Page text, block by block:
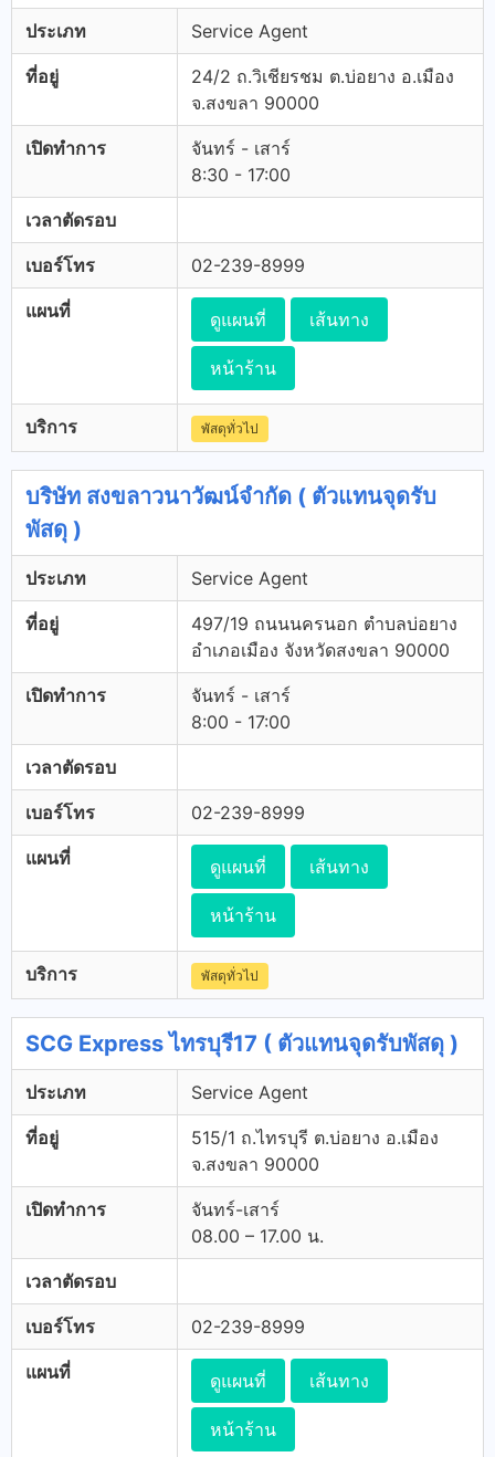
ประเภท Service Agent
ที่อยู่
24/2 ถ.วิเชียรชม ต.บ่อยาง อ.เมือง
จ.สงขลา 90000
เปิดทำการ
จันทร์ - เสาร์
8:30 - 17:00
เวลาตัดรอบ
เบอร์โทร 02-239-8999
แผนที่ ดูแผนที่ เส้นทาง
หน้าร้าน
บริการ พัสดุทั่วไป
บริษัท สงขลาวนาวัฒน์จำกัด ( ตัวแทนจุดรับ
พัสดุ )
ประเภท Service Agent
ที่อยู่
497/19 ถนนนครนอก ตำบลบ่อยาง
อำเภอเมือง จังหวัดสงขลา 90000
เปิดทำการ
จันทร์ - เสาร์
8:00 - 17:00
เวลาตัดรอบ
เบอร์โทร 02-239-8999
แผนที่ ดูแผนที่ เส้นทาง
หน้าร้าน
บริการ พัสดุทั่วไป
SCG Express ไทรบุรี17 ( ตัวแทนจุดรับพัสดุ )
ประเภท Service Agent
ที่อยู่
515/1 ถ.ไทรบุรี ต.บ่อยาง อ.เมือง
จ.สงขลา 90000
เปิดทำการ
จันทร์-เสาร์
08.00 – 17.00 น.
เวลาตัดรอบ
เบอร์โทร 02-239-8999
แผนที่ ดูแผนที่ เส้นทาง
หน้าร้าน